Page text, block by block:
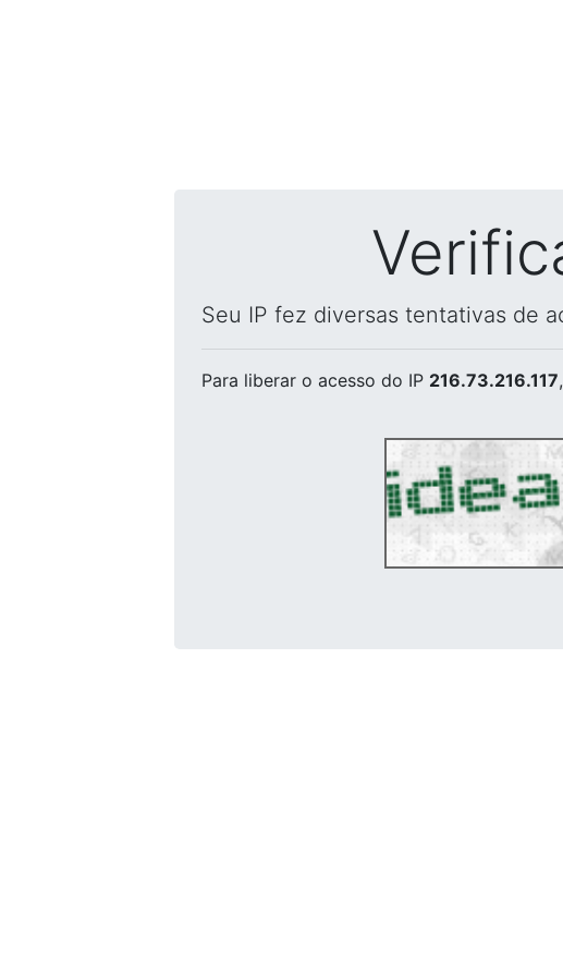
Seu IP fez diversas tentativas de
Para liberar o acesso do IP 216.73.216.117